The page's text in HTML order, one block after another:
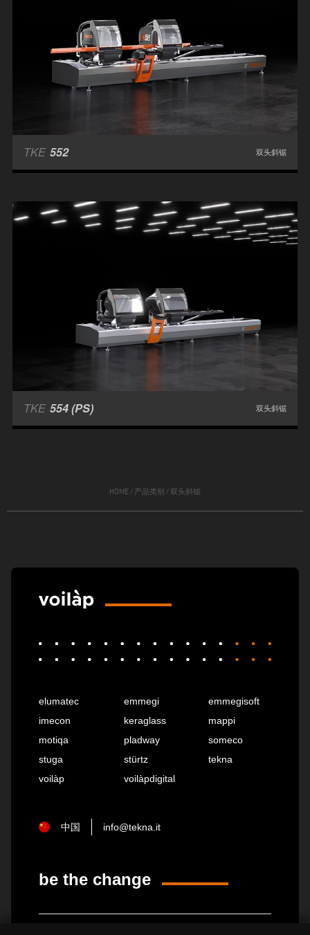
TKE 552 双头斜锯
TKE 554 (PS) 双头斜锯
HOME / 产品类别 / 双头斜锯
elumatec emmegi
emmegisoft
imecon
keraglass
mappi
motiqa
pladway
someco
stuga
stürtz
tekna
voilàp
voilàpdigital
中国 info@tekna.it
be the change